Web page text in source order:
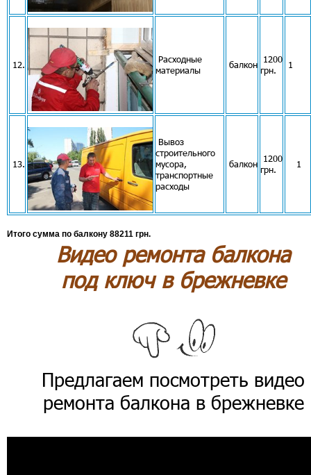
12.
Расходные
материалы
балкон 1200
грн.
1
13.
Вывоз
строительного
мусора,
транспортные
расходы
балкон 1200
грн.
1
Итого сумма по балкону 88211 грн.
Видео ремонта балкона
под ключ в брежневке
Предлагаем посмотреть видео
ремонта балкона в брежневке